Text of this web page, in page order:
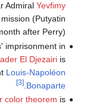
Admiral Yevfimy
(Putyatin
after Perry).
imprisonment in
El Djezairiis
Louis-Napoléon
Bonaparte
.
[3]
color theorem is